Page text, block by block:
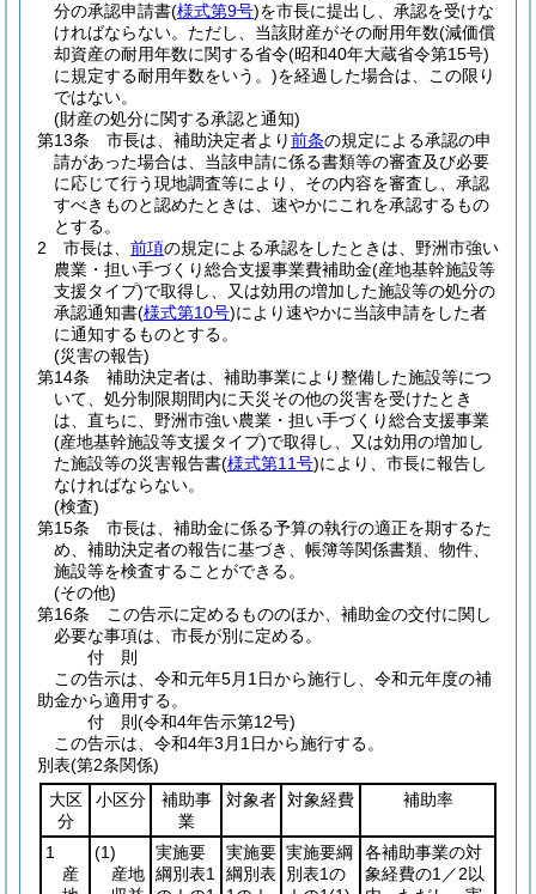
分の承認申請書(様式第9号)を市長に提出し、承認を受けな
ければならない。 ただし、当該財産がその耐用年数(減価償
却資産の耐用年数に関する省令(昭和40年大蔵省令第15号)
に規定する耐用年数をいう。)を経過した場合は、この限り
ではない。
(財産の処分に関する承認と通知)
第13条
市長は、補助決定者より前条の規定による承認の申
請があった場合は、当該申請に係る書類等の審査及び必要
に応じて行う現地調査等により、その内容を審査し、承認
すべきものと認めたときは、速やかにこれを承認するもの
とする。
2
市長は、 前項の規定による承認をしたときは、野洲市強い
農業・担い手づくり総合支援事業費補助金(産地基幹施設等
支援タイプ)で取得し、又は効用の増加した施設等の処分の
承認通知書(様式第10号)により速やかに当該申請をした者
に通知するものとする。
(災害の報告)
第14条
補助決定者は、補助事業により整備した施設等につ
いて、処分制限期間内に天災その他の災害を受けたとき
は、直ちに、野洲市強い農業・担い手づくり総合支援事業
(産地基幹施設等支援タイプ)で取得し、又は効用の増加し
た施設等の災害報告書(様式第11号)により、市長に報告し
なければならない。
(検査)
第15条
市長は、補助金に係る予算の執行の適正を期するた
め、補助決定者の報告に基づき、帳簿等関係書類、物件、
施設等を検査することができる。
(その他)
第16条
この告示に定めるもののほか、補助金の交付に関し
必要な事項は、市長が別に定める。
付 則
この告示は、令和元年5月1日から施行し、令和元年度の補
助金から適用する。
付 則(令和4年告示第12号)
この告示は、令和4年3月1日から施行する。
別表(第2条関係)
大区
分
小区分
補助事
業
対象者 対象経費 補助率
1
産
(1)
産地
実施要
綱別表1
実施要
綱別表
実施要綱
別表1の
各補助事業の対
象経費の1／2以